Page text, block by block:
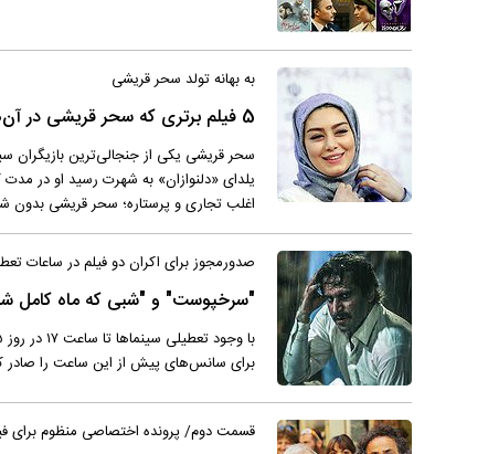
به بهانه تولد سحر قریشی
5 فیلم برتری که سحر قریشی در آن‌ها ایفای نقش کرده است
سحر قریشی یکی از جنجالی‌ترین
اغلب تجاری و پرستاره؛ سحر قریشی
صدورمجوز برای اکران دو فیلم در ساعات تعطیلی
"سرخپوست" و "شبی که ماه کامل
برای سانس‌های پیش از این ساعت را صادر
قسمت دوم/ پرونده اختصاصی منظوم برای